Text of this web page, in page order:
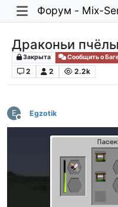
Форум - Mix-
Драконьи пчёлы
Закрыта Сообщить о
2 2 2.2k
E
Не в сети
Egzotik